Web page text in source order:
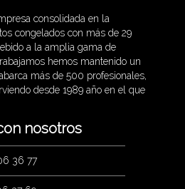
consolidada en la
congelados con más de 29
a la amplia gama de
hemos mantenido un
más de 500 profesionales,
desde 1989 año en el que
nosotros
36 77